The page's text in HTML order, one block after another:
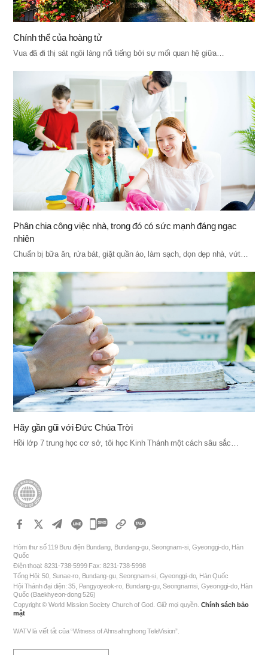
Chính thể của hoàng tử
Vua đã đi thị sát ngôi làng nổi tiếng bởi sự mối quan hệ giữa…
Phân chia công việc nhà, trong đó có sức mạnh đáng ngạc
nhiên
Chuẩn bị bữa ăn, rửa bát, giặt quần áo, làm sạch, dọn dẹp nhà, vứt…
Hãy gần gũi với Đức Chúa Trời
Hồi lớp 7 trung học cơ sở, tôi học Kinh Thánh một cách sâu sắc…
카
오
톡
공
하
Hòm thư số 119 Bưu điện Bundang, Bundang-gu, Seongnam-si, Gyeonggi-do, Hàn
Quốc
Điện thoại: 8231-738-5999 Fax: 8231-738-5998
Tổng Hội: 50, Sunae-ro, Bundang-gu, Seongnam-si, Gyeonggi-do, Hàn Quốc
Hội Thánh đại diện: 35, Pangyoyeok-ro, Bundang-gu, Seongnamsi, Gyeonggi-do, Hàn
Quốc (Baekhyeon-dong 526)
Copyright © World Mission Society Church of God. Giữ mọi quyền. Chính sách bảo
mật
WATV là viết tắt của “Witness of Ahnsahnghong TeleVision”.